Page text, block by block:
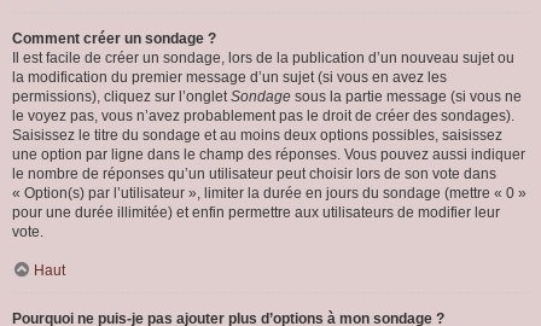
Comment créer un sondage ?
Il est facile de créer un sondage, lors de la publication d’un nouveau sujet ou
la modification du premier message d’un sujet (si vous en avez les
permissions), cliquez sur l’ongletSondage sous la partie message (si vous ne
le voyez pas, vous n’avez probablement pas le droit de créer des sondages).
Saisissez le titre du sondage et au moins deux options possibles, saisissez
une option par ligne dans le champ des réponses. Vous pouvez aussi indiquer
le nombre de réponses qu’un utilisateur peut choisir lors de son vote dans
« Option(s) par l’utilisateur », limiter la durée en jours du sondage (mettre « 0 »
pour une durée illimitée) et enfin permettre aux utilisateurs de modifier leur
vote.
Haut
Pourquoi ne puis-je pas ajouter plus d’options à mon sondage ?